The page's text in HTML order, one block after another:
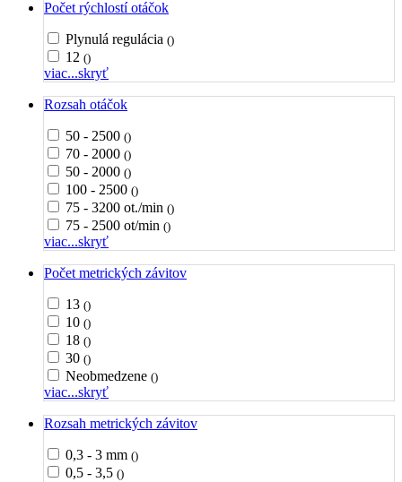
Počet rýchlostí otáčok
Plynulá regulácia ()
12 ()
viac...skryť
Rozsah otáčok
50 - 2500 ()
70 - 2000 ()
50 - 2000 ()
100 - 2500 ()
75 - 3200 ot./min ()
75 - 2500 ot/min ()
viac...skryť
Počet metrických závitov
13 ()
10 ()
18 ()
30 ()
Neobmedzene ()
viac...skryť
Rozsah metrických závitov
0,3 - 3 mm ()
0,5 - 3,5 ()